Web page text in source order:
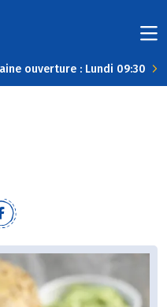
ouverture : Lundi 09:30